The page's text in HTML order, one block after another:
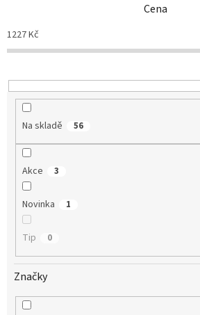
p
r
o
u
Cena
1227Kč
Na skladě 56
Akce 3
Novinka 1
Tip 0
Značky